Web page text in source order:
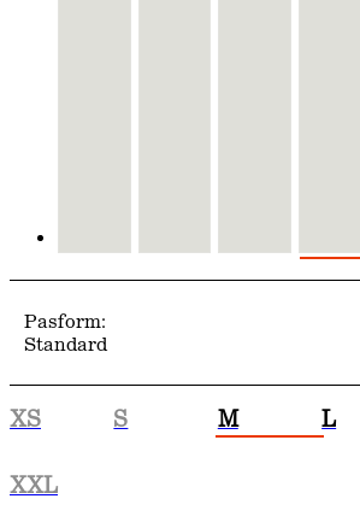
Pasform:
Standard
XS S M L
XXL